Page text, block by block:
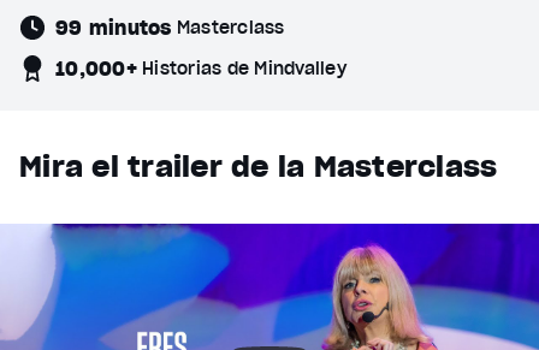
99 minutos Masterclass
10,000+ Historias de Mindvalley
Mira el trailer de la Masterclass